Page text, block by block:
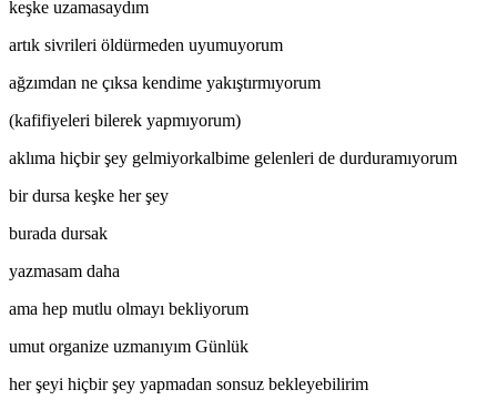
keşke uzamasaydım
artık sivrileri öldürmeden uyumuyorum
ağzımdan ne çıksa kendime yakıştırmıyorum
(kafifiyeleri bilerek yapmıyorum)
aklıma hiçbir şey gelmiyorkalbime gelenleri de durduramıyorum
bir dursa keşke her şey
burada dursak
yazmasam daha
ama hep mutlu olmayı bekliyorum
umut organize uzmanıyım Günlük
her şeyi hiçbir şey yapmadan sonsuz bekleyebilirim